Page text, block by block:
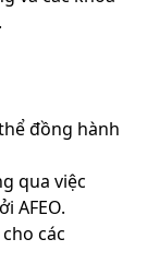
đồng hành
qua việc
AFEO.
các